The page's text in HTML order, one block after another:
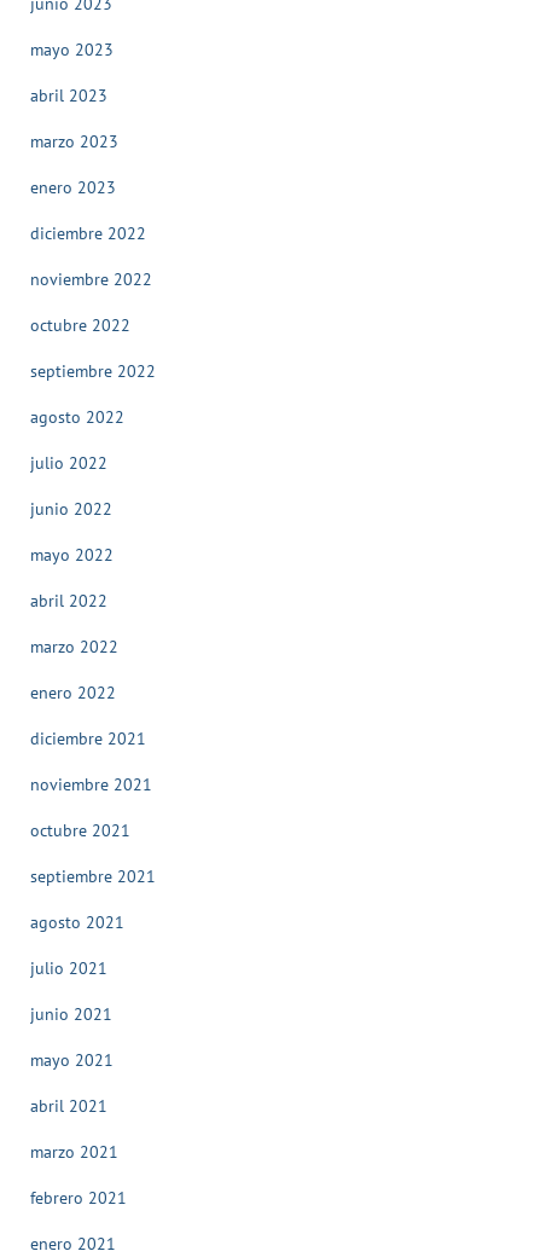
mayo 2023
abril 2023
marzo 2023
enero 2023
diciembre 2022
noviembre 2022
octubre 2022
septiembre 2022
agosto 2022
julio 2022
junio 2022
mayo 2022
abril 2022
marzo 2022
enero 2022
diciembre 2021
noviembre 2021
octubre 2021
septiembre 2021
agosto 2021
julio 2021
junio 2021
mayo 2021
abril 2021
marzo 2021
febrero 2021
enero 2021